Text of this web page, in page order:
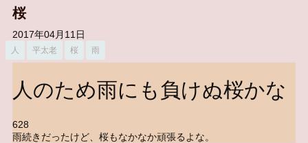
桜
2017年04月11日
人 平太老 桜 雨
人のため雨にも負けぬ桜かな
628
雨続きだったけど、桜もなかなか頑張るよな。